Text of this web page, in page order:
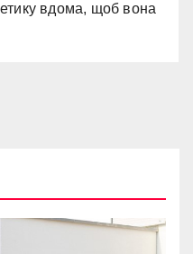
вдома, щоб вона